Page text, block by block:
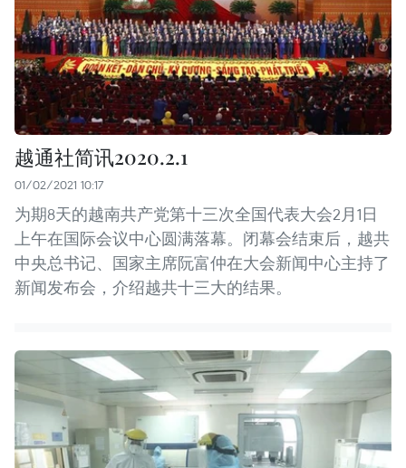
越通社简讯2020.2.1
01/02/2021 10:17
为期8天的越南共产党第十三次全国代表大会2月1日
上午在国际会议中心圆满落幕。闭幕会结束后，越共
中央总书记、国家主席阮富仲在大会新闻中心主持了
新闻发布会，介绍越共十三大的结果。